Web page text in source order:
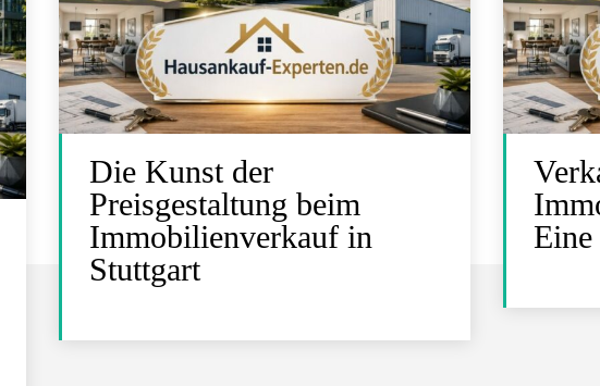
Die Kunst der
Preisgestaltung beim
Immobilienverkauf in
Stuttgart